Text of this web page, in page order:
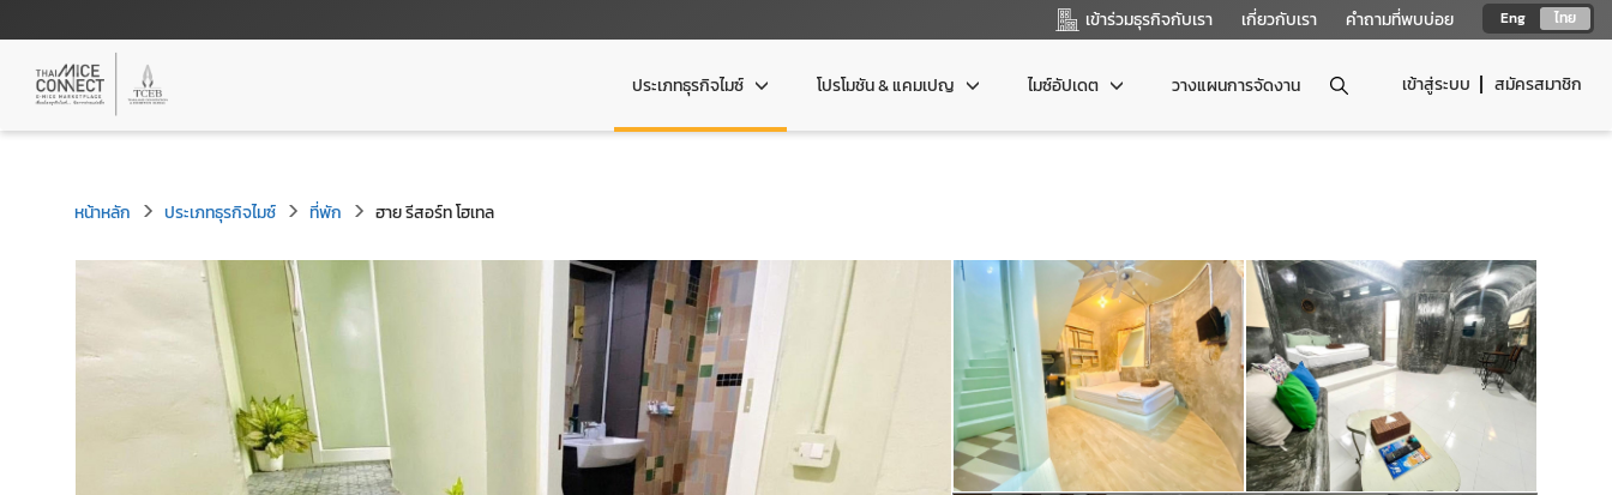
Eng ไทย
เข้าร่วมธุรกิจกับเรา เกี่ยวกับเรา คำถามที่พบบ่อย
เข้าสู่ระบบ สมัครสมาชิก
ประเภทธุรกิจไมซ์ โปรโมชัน & แคมเปญ ไมซ์อัปเดต วางแผนการจัดงาน
หน้าหลัก ประเภทธุรกิจไมซ์ ที่พัก ฮาย รีสอร์ท โฮเทล